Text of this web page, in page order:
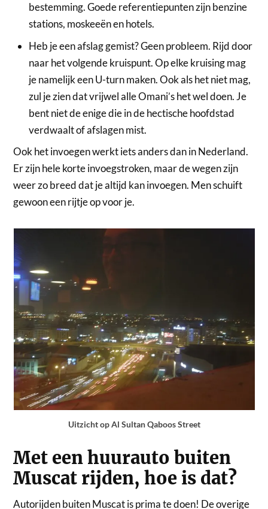
bestemming. Goede referentiepunten zijn benzine
stations, moskeeën en hotels.
Heb je een afslag gemist? Geen probleem. Rijd door
naar het volgende kruispunt. Op elke kruising mag
je namelijk een U-turn maken. Ook als het niet mag,
zul je zien dat vrijwel alle Omani’s het wel doen. Je
bent niet de enige die in de hectische hoofdstad
verdwaalt of afslagen mist.
Ook het invoegen werkt iets anders dan in Nederland.
Er zijn hele korte invoegstroken, maar de wegen zijn
weer zo breed dat je altijd kan invoegen. Men schuift
gewoon een rijtje op voor je.
Uitzicht op Al Sultan Qaboos Street
Met een huurauto buiten
Muscat rijden, hoe is dat?
Autorijden buiten Muscat is prima te doen! De overige